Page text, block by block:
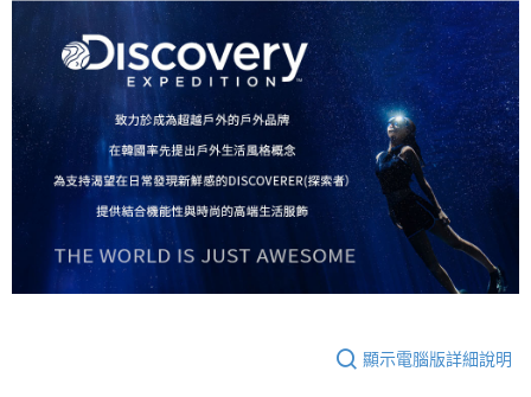
顯示電腦版詳細說明